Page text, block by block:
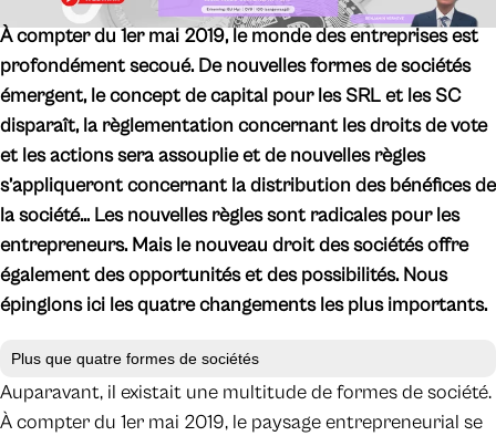
À compter du 1er mai 2019, le monde des entreprises est
profondément secoué. De nouvelles formes de sociétés
émergent, le concept de capital pour les SRL et les SC
disparaît, la règlementation concernant les droits de vote
et les actions sera assouplie et de nouvelles règles
s’appliqueront concernant la distribution des bénéfices de
la société… Les nouvelles règles sont radicales pour les
entrepreneurs. Mais le nouveau droit des sociétés offre
également des opportunités et des possibilités. Nous
épinglons ici les quatre changements les plus importants.
Plus que quatre formes de sociétés
Auparavant, il existait une multitude de formes de société.
À compter du 1er mai 2019, le paysage entrepreneurial se